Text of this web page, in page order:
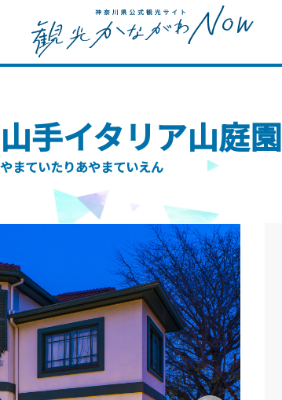
山手イタリア山庭園
やまていたりあやまていえん